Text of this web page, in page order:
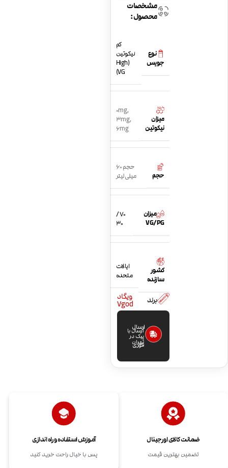
مشخصات
محصول:
نوع
جویس
کم
نیکوتین
(High
VG)
میزان
نیکوتین
0mg,
3mg,
6mg
حجم
حجم 60
میلی لیتر
میزان
VG/PG
70 /
30
کشور
سازنده
ایالات
متحده
برند ویگاد
Vgod
ارسال
فوری
ارسال با
پیک در
تهران
ضمانت کالای اورجینال
تضمین بهترین قیمت
آموزش استفاده و راه اندازی
پس با خیال راحت خرید کنید